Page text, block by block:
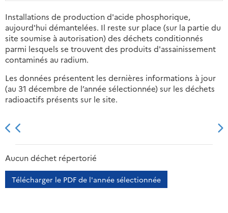
Installations de production d'acide phosphorique,
aujourd'hui démantelées. Il reste sur place (sur la partie du
site soumise à autorisation) des déchets conditionnés
parmi lesquels se trouvent des produits d'assainissement
contaminés au radium.
Les données présentent les dernières informations à jour
(au 31 décembre de l’année sélectionnée) sur les déchets
radioactifs présents sur le site.
2013 2014
Aucun déchet répertorié
Télécharger le PDF de l'année sélectionnée